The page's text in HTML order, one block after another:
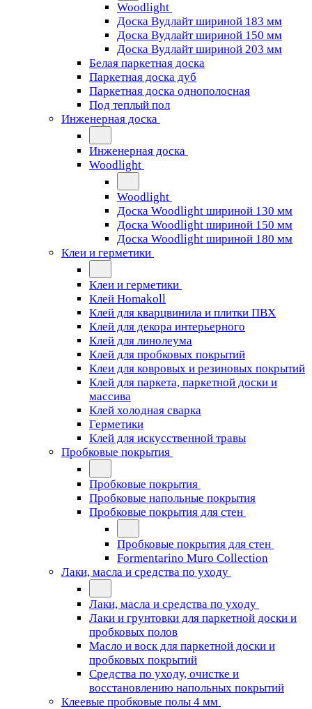
Woodlight
Доска Вудлайт шириной 183 мм
Доска Вудлайт шириной 150 мм
Доска Вудлайт шириной 203 мм
Белая паркетная доска
Паркетная доска дуб
Паркетная доска однополосная
Под теплый пол
Инженерная доска
Инженерная доска
Woodlight
Woodlight
Доска Woodlight шириной 130 мм
Доска Woodlight шириной 150 мм
Доска Woodlight шириной 180 мм
Клеи и герметики
Клеи и герметики
Клей Homakoll
Клей для кварцвинила и плитки ПВХ
Клей для декора интерьерного
Клей для линолеума
Клей для пробковых покрытий
Клеи для ковровых и резиновых покрытий
Клей для паркета, паркетной доски и
массива
Клей холодная сварка
Герметики
Клей для искусственной травы
Пробковые покрытия
Пробковые покрытия
Пробковые напольные покрытия
Пробковые покрытия для стен
Пробковые покрытия для стен
Formentarino Muro Collection
Лаки, масла и средства по уходу
Лаки, масла и средства по уходу
Лаки и грунтовки для паркетной доски и
пробковых полов
Масло и воск для паркетной доски и
пробковых покрытий
Средства по уходу, очистке и
восстановлению напольных покрытий
Клеевые пробковые полы 4 мм